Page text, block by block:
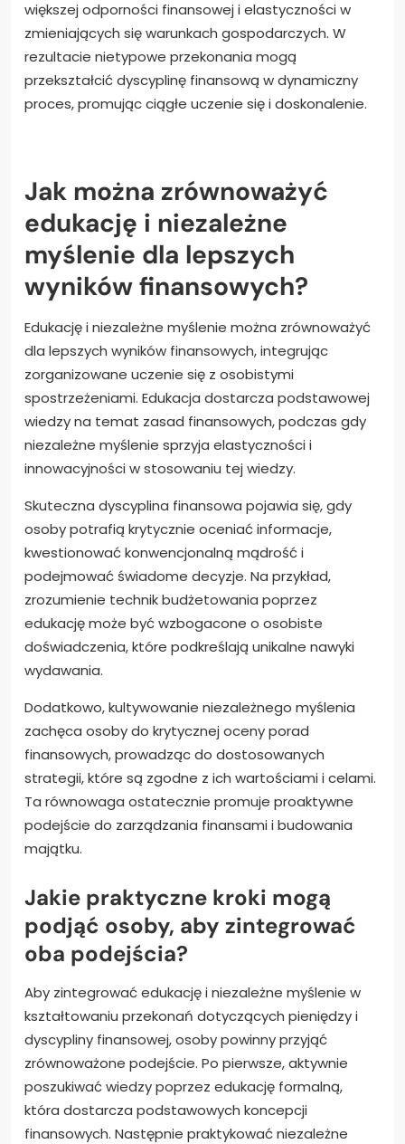
większej odporności finansowej i elastyczności w
zmieniających się warunkach gospodarczych. W
rezultacie nietypowe przekonania mogą
przekształcić dyscyplinę finansową w dynamiczny
proces, promując ciągłe uczenie się i doskonalenie.
Jak można zrównoważyć
edukację i niezależne
myślenie dla lepszych
wyników finansowych?
Edukację i niezależne myślenie można zrównoważyć
dla lepszych wyników finansowych, integrując
zorganizowane uczenie się z osobistymi
spostrzeżeniami. Edukacja dostarcza podstawowej
wiedzy na temat zasad finansowych, podczas gdy
niezależne myślenie sprzyja elastyczności i
innowacyjności w stosowaniu tej wiedzy.
Skuteczna dyscyplina finansowa pojawia się, gdy
osoby potrafią krytycznie oceniać informacje,
kwestionować konwencjonalną mądrość i
podejmować świadome decyzje. Na przykład,
zrozumienie technik budżetowania poprzez
edukację może być wzbogacone o osobiste
doświadczenia, które podkreślają unikalne nawyki
wydawania.
zachęca osoby do krytycznej oceny porad
finansowych, prowadząc do dostosowanych
strategii, które są zgodne z ich wartościami i celami.
Ta równowaga ostatecznie promuje proaktywne
podejście do zarządzania finansami i budowania
majątku.
Jakie praktyczne kroki mogą
podjąć osoby, aby zintegrować
oba podejścia?